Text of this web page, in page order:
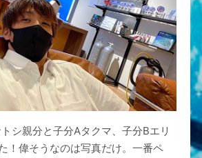
シ親分と子分Aタクマ、子分Bエリ
！偉そうなのは写真だけ。一番ペ